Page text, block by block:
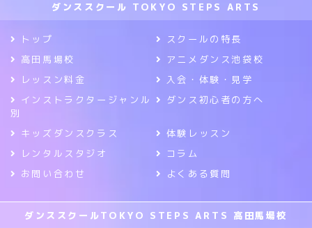
ダンススクール TOKYO STEPS ARTS
トップ
スクールの特長
高田馬場校
アニメダンス池袋校
レッスン料金
入会・体験・見学
インストラクタージャンル
別
ダンス初心者の方へ
キッズダンスクラス
体験レッスン
レンタルスタジオ
コラム
お問い合わせ
よくある質問
ダンススクールTOKYO STEPS ARTS 高田馬場校